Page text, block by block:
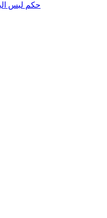
حكم لبس